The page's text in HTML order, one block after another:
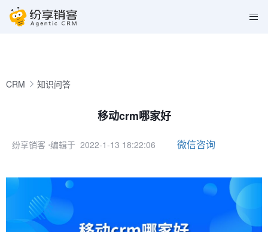
CRM 知识问答
移动crm哪家好
纷享销客 ⋅编辑于 2022-1-13 18:22:06 微信咨询